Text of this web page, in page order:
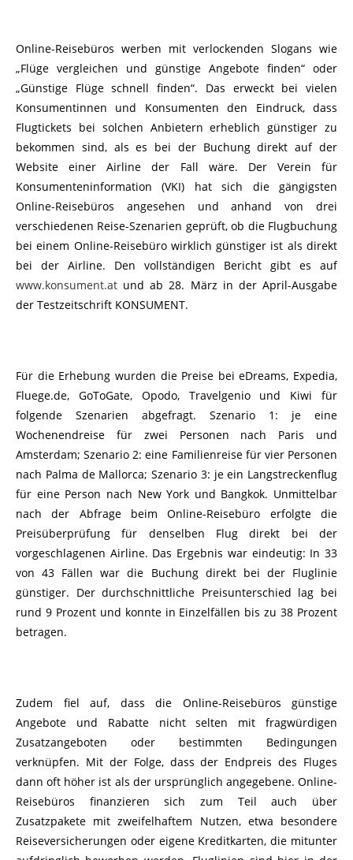
Online-Reisebüros werben mit verlockenden Slogans wie
„Flüge vergleichen und günstige Angebote finden“ oder
„Günstige Flüge schnell finden“. Das erweckt bei vielen
Konsumentinnen und Konsumenten den Eindruck, dass
Flugtickets bei solchen Anbietern erheblich günstiger zu
bekommen sind, als es bei der Buchung direkt auf der
Website einer Airline der Fall wäre. Der Verein für
Konsumenteninformation (VKI) hat sich die gängigsten
Online-Reisebüros angesehen und anhand von drei
verschiedenen Reise-Szenarien geprüft, ob die Flugbuchung
bei einem Online-Reisebüro wirklich günstiger ist als direkt
bei der Airline. Den vollständigen Bericht gibt es auf
www.konsument.at und ab 28. März in der April-Ausgabe
der Testzeitschrift KONSUMENT.
Für die Erhebung wurden die Preise bei eDreams, Expedia,
Fluege.de, GoToGate, Opodo, Travelgenio und Kiwi für
folgende Szenarien abgefragt. Szenario 1: je eine
Wochenendreise für zwei Personen nach Paris und
Amsterdam; Szenario 2: eine Familienreise für vier Personen
nach Palma de Mallorca; Szenario 3: je ein Langstreckenflug
für eine Person nach New York und Bangkok. Unmittelbar
nach der Abfrage beim Online-Reisebüro erfolgte die
Preisüberprüfung für denselben Flug direkt bei der
vorgeschlagenen Airline. Das Ergebnis war eindeutig: In 33
von 43 Fällen war die Buchung direkt bei der Fluglinie
günstiger. Der durchschnittliche Preisunterschied lag bei
rund 9 Prozent und konnte in Einzelfällen bis zu 38 Prozent
betragen.
Zudem fiel auf, dass die Online-Reisebüros günstige
Angebote und Rabatte nicht selten mit fragwürdigen
Zusatzangeboten oder bestimmten Bedingungen
verknüpfen. Mit der Folge, dass der Endpreis des Fluges
dann oft höher ist als der ursprünglich angegebene. Online-
Reisebüros finanzieren sich zum Teil auch über
Zusatzpakete mit zweifelhaftem Nutzen, etwa besondere
Reiseversicherungen oder eigene Kreditkarten, die mitunter